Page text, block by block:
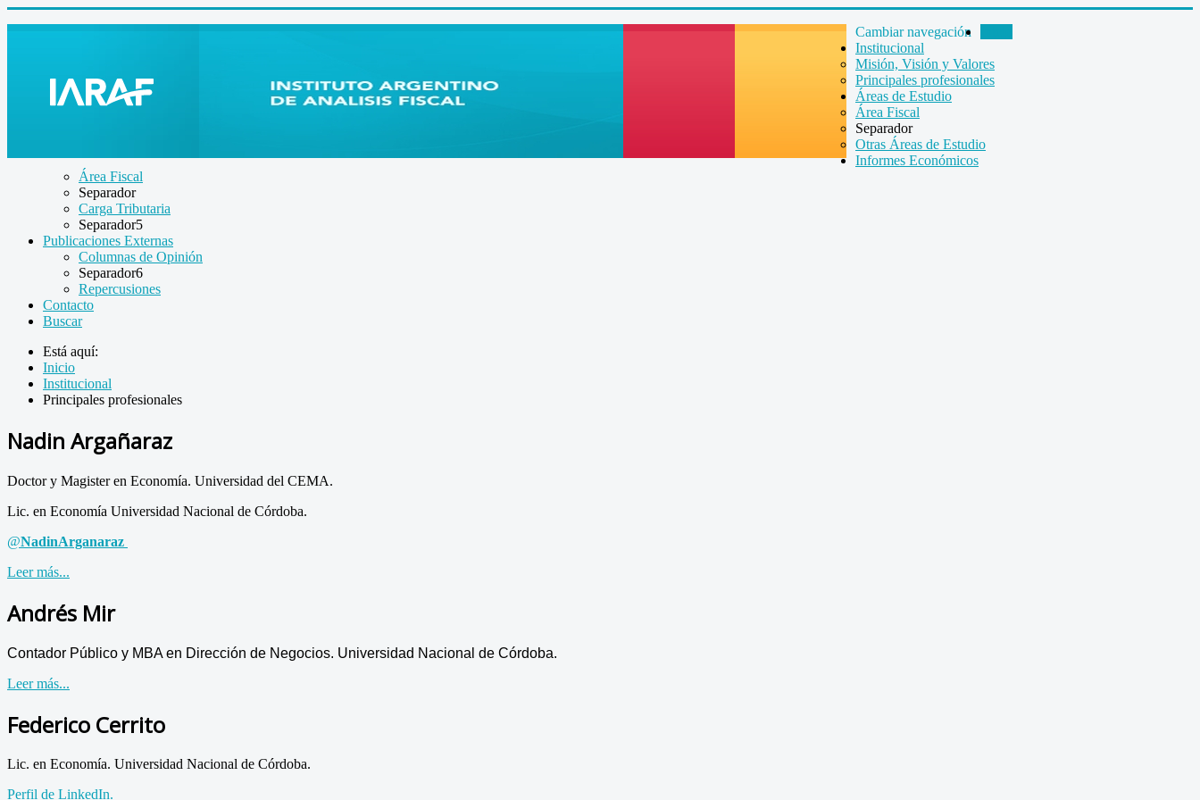
Cambiar navegación
Institucional
Misión, Visión y Valores
Principales profesionales
Áreas de Estudio
Área Fiscal
Separador
Otras Áreas de Estudio
Informes Económicos
Área Fiscal
Separador
Carga Tributaria
Separador5
Publicaciones Externas
Columnas de Opinión
Separador6
Repercusiones
Contacto
Buscar
Está aquí:
Inicio
Institucional
Principales profesionales
Nadin Argañaraz
Doctor y Magister en Economía. Universidad del CEMA.
Lic. en Economía Universidad Nacional de Córdoba.
@NadinArganaraz
Leer más...
Andrés Mir
Contador Público y MBA en Dirección de Negocios. Universidad Nacional de Córdoba.
Leer más...
Federico Cerrito
Lic. en Economía. Universidad Nacional de Córdoba.
Perfil de LinkedIn.